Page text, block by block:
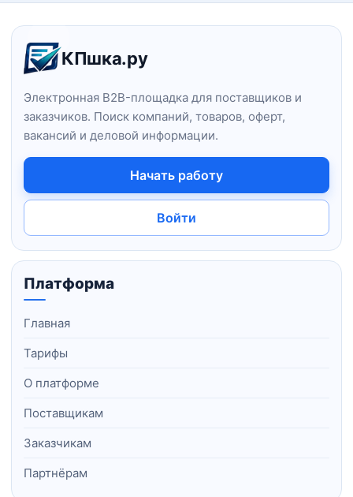
Навигация и информация о
КПшка.ру
Электронная B2B-площадка для поставщиков и
заказчиков. Поиск компаний, товаров, оферт,
вакансий и деловой информации.
Начать работу
Войти
Платформа
Главная
Тарифы
О платформе
Поставщикам
Заказчикам
Партнёрам